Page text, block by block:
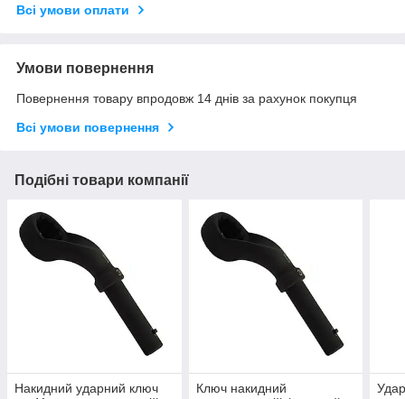
Всі умови оплати
Умови повернення
Повернення товару впродовж 14 днів за рахунок покупця
Всі умови повернення
Подібні товари компанії
Накидний ударний ключ
Ключ накидний